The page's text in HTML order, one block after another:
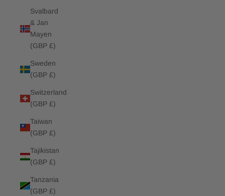
Svalbard
& Jan
Mayen
(GBP £)
Sweden
(GBP £)
Switzerland
(GBP £)
Taiwan
(GBP £)
Tajikistan
(GBP £)
Tanzania
(GBP £)